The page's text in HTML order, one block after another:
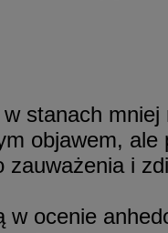
w stanach
objawem, ale
i
w ocenie